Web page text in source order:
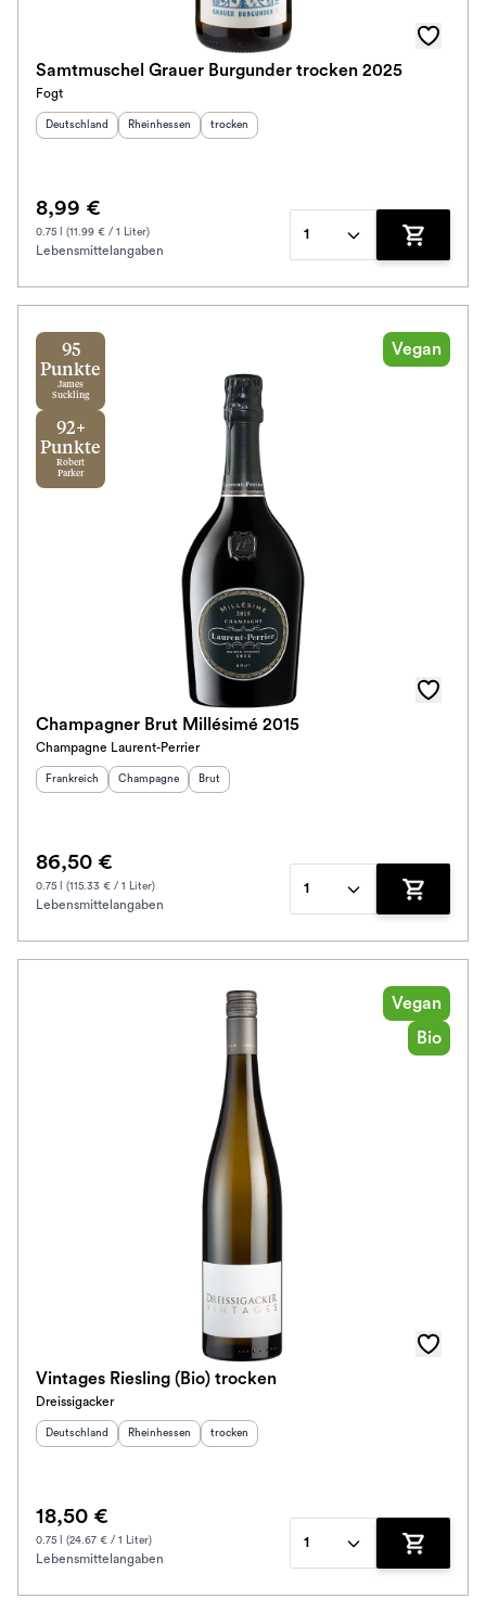
Samtmuschel Grauer Burgunder trocken 2025
Fogt
Herkunftsland
Deutschland Herkunftsregion :
Rheinhessen Geschmack
trocken
8,99 €
0.75 l (11.99 € / 1 Liter)
Lebensmittelangaben
1
Zum
95
Punkte
James
Suckling
92+
Punkte
Robert
Parker
Vegan
Champagner Brut Millésimé 2015
Champagne Laurent-Perrier
Herkunftsland
Frankreich Herkunftsregion :
Champagne Geschmack
Brut
86,50 €
0.75 l (115.33 € / 1 Liter)
Lebensmittelangaben
1
Zum
Vegan
Bio
Vintages Riesling (Bio) trocken
Dreissigacker
Herkunftsland
Deutschland Herkunftsregion :
Rheinhessen Geschmack
trocken
18,50 €
0.75 l (24.67 € / 1 Liter)
Lebensmittelangaben
1
Zum